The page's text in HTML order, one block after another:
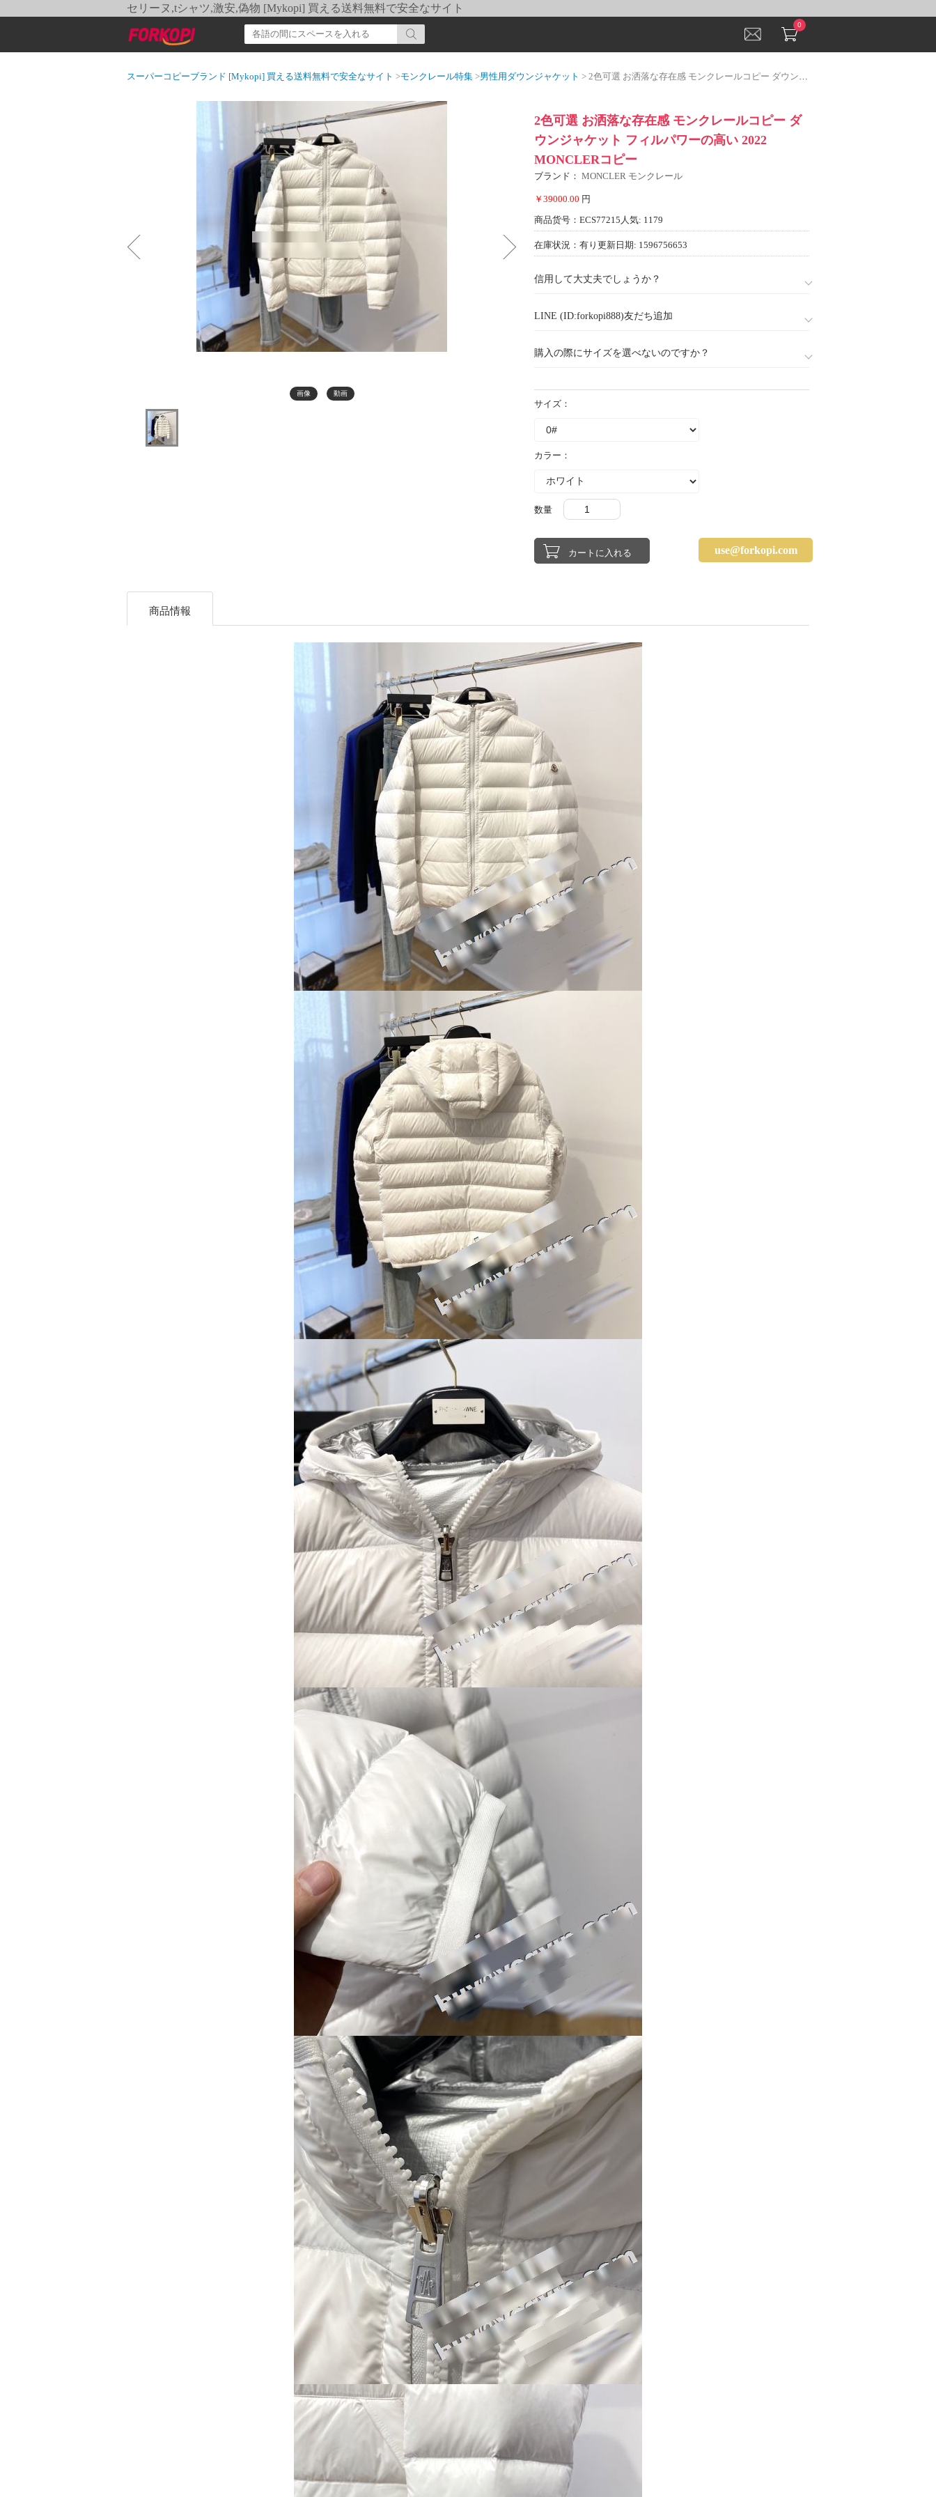
セリーヌ,tシャツ,激安,偽物 [Mykopi] 買える送料無料で安全なサイト
0
スーパーコピーブランド [Mykopi] 買える送料無料で安全なサイト >モンクレール特集 >男性用ダウンジャケット > 2色可選 お洒落な存在感 モンクレールコピー ダウンジャケット フィルパワーの高い 2022 MONCLERコピー
画像 動画
2色可選 お洒落な存在感 モンクレールコピー ダ
ウンジャケット フィルパワーの高い 2022
MONCLERコピー
ブランド： MONCLER モンクレール
￥39000.00 円
商品货号：ECS77215 人気: 1179
在庫状況：有り 更新日期: 1596756653
信用して大丈夫でしょうか？
LINE (ID:forkopi888)友だち追加
購入の際にサイズを選べないのですか？
サイズ：
カラー：
数量
use@forkopi.com
商品情報